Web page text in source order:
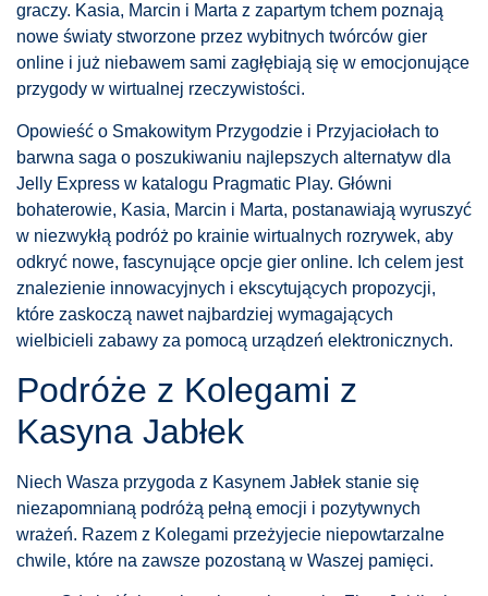
graczy. Kasia, Marcin i Marta z zapartym tchem poznają
nowe światy stworzone przez wybitnych twórców gier
online i już niebawem sami zagłębiają się w emocjonujące
przygody w wirtualnej rzeczywistości.
Opowieść o Smakowitym Przygodzie i Przyjaciołach to
barwna saga o poszukiwaniu najlepszych alternatyw dla
Jelly Express w katalogu Pragmatic Play. Główni
bohaterowie, Kasia, Marcin i Marta, postanawiają wyruszyć
w niezwykłą podróż po krainie wirtualnych rozrywek, aby
odkryć nowe, fascynujące opcje gier online. Ich celem jest
znalezienie innowacyjnych i ekscytujących propozycji,
które zaskoczą nawet najbardziej wymagających
wielbicieli zabawy za pomocą urządzeń elektronicznych.
Podróże z Kolegami z
Kasyna Jabłek
Niech Wasza przygoda z Kasynem Jabłek stanie się
niezapomnianą podróżą pełną emocji i pozytywnych
wrażeń. Razem z Kolegami przeżyjecie niepowtarzalne
chwile, które na zawsze pozostaną w Waszej pamięci.